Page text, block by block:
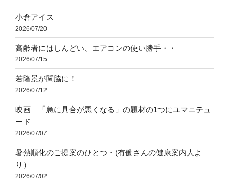
小倉アイス
2026/07/20
高齢者にはしんどい、エアコンの使い勝手・・
2026/07/15
若隆景が関脇に！
2026/07/12
映画 「急に具合が悪くなる」の題材の1つにユマニテュ
ード
2026/07/07
暑熱順化のご提案のひとつ・(有働さんの健康案内人よ
り）
2026/07/02